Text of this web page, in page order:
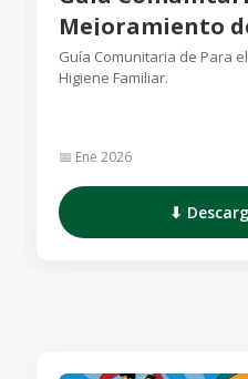
Mejoramiento
Higiene Familiar
Guía Comunitaria de Para
Higiene Familiar.
📅 Ene 2026
⬇